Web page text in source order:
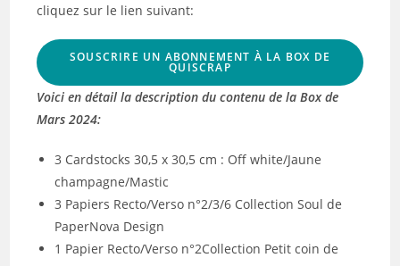
cliquez sur le lien suivant:
SOUSCRIRE UN ABONNEMENT À LA BOX DE
QUISCRAP
Voici en détail la description du contenu de la Box de
Mars 2024:
3 Cardstocks 30,5 x 30,5 cm : Off white/Jaune
champagne/Mastic
3 Papiers Recto/Verso n°2/3/6 Collection Soul de
PaperNova Design
1 Papier Recto/Verso n°2Collection Petit coin de